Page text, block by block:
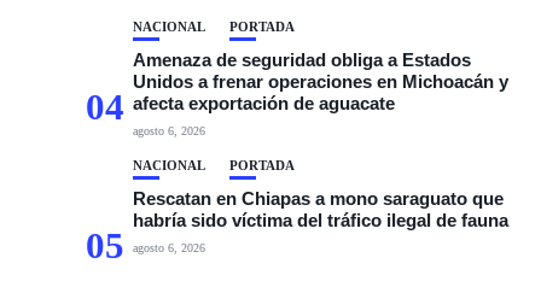
04
NACIONAL PORTADA
Amenaza de seguridad obliga a Estados
Unidos a frenar operaciones en Michoacán y
afecta exportación de aguacate
agosto 6, 2026
05
NACIONAL PORTADA
Rescatan en Chiapas a mono saraguato que
habría sido víctima del tráfico ilegal de fauna
agosto 6, 2026